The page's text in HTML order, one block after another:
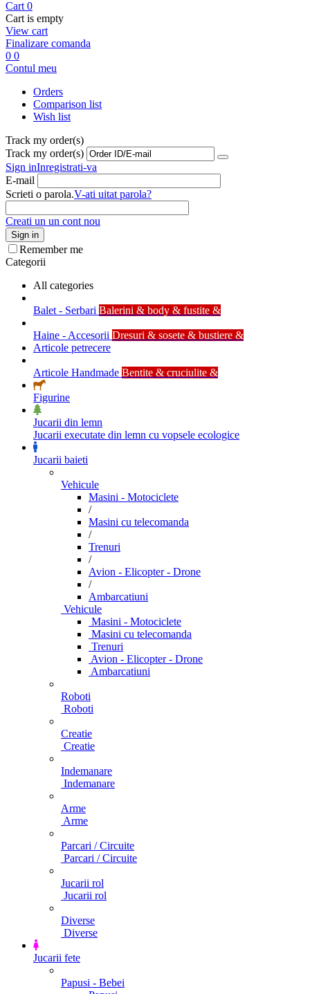
Cart 0
Cart is empty
View cart
Finalizare comanda
0 0
Contul meu
Orders
Comparison list
Wish list
Track my order(s)
Track my order(s)
Sign inInregistrati-va
E-mail
Scrieti o parola.V-ati uitat parola?
Creati un un cont nou
Sign in
Remember me
Categorii
All categories
Balet - Serbari Balerini & body & fustite &
Haine - Accesorii Dresuri & sosete & bustiere &
Articole petrecere
Articole Handmade Bentite & cruciulite &
Figurine
Jucarii din lemn
Jucarii executate din lemn cu vopsele ecologice
Jucarii baieti
Vehicule
Masini - Motociclete
/
Masini cu telecomanda
/
Trenuri
/
Avion - Elicopter - Drone
/
Ambarcatiuni
Vehicule
Masini - Motociclete
Masini cu telecomanda
Trenuri
Avion - Elicopter - Drone
Ambarcatiuni
Roboti
Roboti
Creatie
Creatie
Indemanare
Indemanare
Arme
Arme
Parcari / Circuite
Parcari / Circuite
Jucarii rol
Jucarii rol
Diverse
Diverse
Jucarii fete
Papusi - Bebei